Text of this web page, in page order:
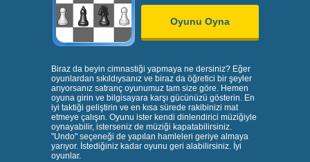
Oyunu Oyna
Biraz da beyin cimnastiği yapmaya ne dersiniz? Eğer
oyunlardan sıkıldıysanız ve biraz da öğretici bir şeyler
arıyorsanız satranç oyunumuz tam size göre. Hemen
oyuna girin ve bilgisayara karşı gücünüzü gösterin. En
iyi taktiği geliştirin ve en kısa sürede rakibinizi mat
etmeye çalışın. Oyunu ister kendi dinlendirici müziğiyle
oynayabilir, isterseniz de müziği kapatabilirsiniz.
"Undo" seçeneği de yapılan hamleleri geriye almaya
yarıyor. İstediğiniz kadar oyunu geri alabilirsiniz. İyi
oyunlar.